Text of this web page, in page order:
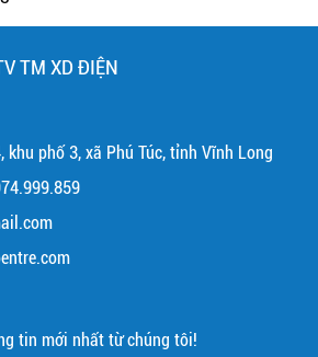
TM XD ĐIỆN
khu phố 3, xã Phú Túc, tỉnh Vĩnh Long
tin mới nhất từ chúng tôi!